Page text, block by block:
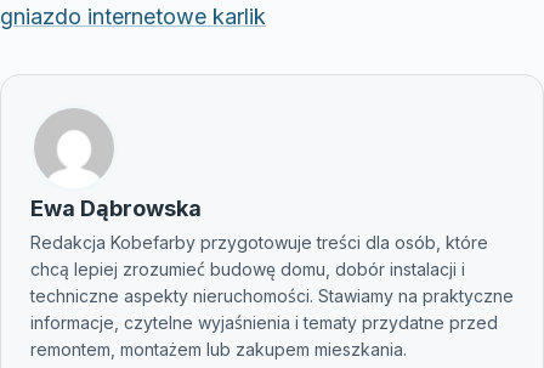
gniazdo internetowe karlik
Ewa Dąbrowska
Redakcja Kobefarby przygotowuje treści dla osób, które
chcą lepiej zrozumieć budowę domu, dobór instalacji i
techniczne aspekty nieruchomości. Stawiamy na praktyczne
informacje, czytelne wyjaśnienia i tematy przydatne przed
remontem, montażem lub zakupem mieszkania.